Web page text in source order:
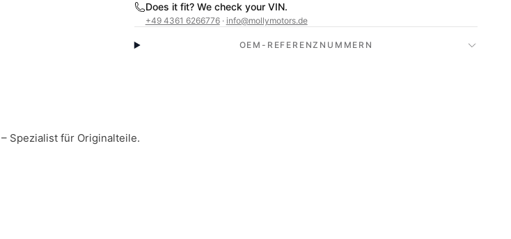
Does it fit? We check your VIN.
+49 4361 6266776· info@mollymotors.de
OEM-REFERENZNUMMERN
Spezialist für Originalteile.